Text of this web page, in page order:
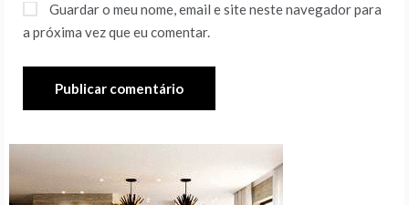
Guardar o meu nome, email e site neste navegador para
a próxima vez que eu comentar.